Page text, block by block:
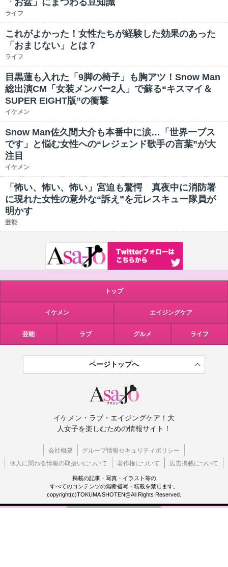
「お盆」にまつわる豆知識
ライフ
これがよかった！女性たちが経験した効果のあった
「おまじない」とは？
ライフ
目黒蓮も入れた「9脚の椅子」も胸アツ！Snow Man
総出演CM「女装メンバー2人」で蘇る“キスマイ＆
SUPER EIGHT版”の衝撃
イケメン
Snow Man佐久間大介も本番中に涙…「世界一ブス
です」と悩む女性への“レジェンド歌手の言葉”が大
注目
イケメン
「怖い、怖い、怖い」宮迫も驚愕 真夜中に消防署
に現れた女性の意外な“訴え”を元レスキュー隊員が
明かす
芸能
トップ
イケメン エイジングケア
芸能 ラブ グルメ ライフ
ページトップへ
イケメン・ラブ・エイジングケア！大
人女子を楽しむための情報サイト！
会社概要
グループ情報セキュリティポリシー
個人に関わる情報の取扱いについて
著作権について 広告掲載について
掲載の記事・写真・イラスト等の
すべてのコンテンツの無断複写・転載を禁じます。
copyright(c)TOKUMA SHOTEN@All Rights Reserved.